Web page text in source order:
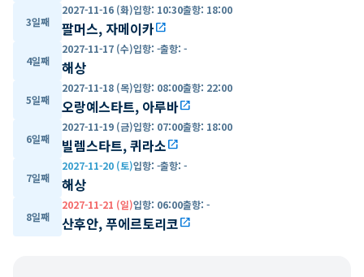
3일째
2027-11-16 (화)입항: 10:30출항: 18:00
팔머스, 자메이카open_in_new
4일째
2027-11-17 (수)입항: -출항: -
해상
5일째
2027-11-18 (목)입항: 08:00출항: 22:00
오랑예스타트, 아루바open_in_new
6일째
2027-11-19 (금)입항: 07:00출항: 18:00
빌렘스타트, 퀴라소open_in_new
7일째
2027-11-20 (토)입항: -출항: -
해상
8일째
2027-11-21 (일)입항: 06:00출항: -
산후안, 푸에르토리코open_in_new